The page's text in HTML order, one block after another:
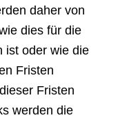
daher von
dies für die
ist oder wie die
Fristen
Fristen
werden die